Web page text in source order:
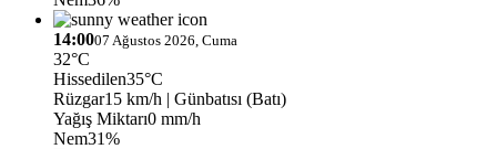
14:0007 Ağustos 2026, Cuma
32°C
Hissedilen35°C
Rüzgar15 km/h | Günbatısı (Batı)
Yağış Miktarı0 mm/h
Nem31%